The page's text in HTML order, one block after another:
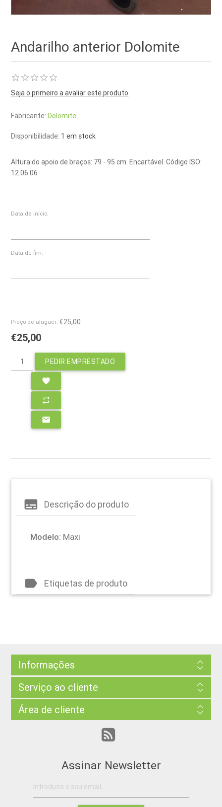
Andarilho anterior Dolomite
Seja o primeiro a avaliar este produto
Fabricante: Dolomite
Disponibilidade: 1 em stock
Altura do apoio de braços: 79 - 95 cm. Encartável. Código ISO:
12.06.06
Data de início:
Data de fim:
Preço de aluguer: €25,00
€25,00
PEDIR EMPRESTADO
favorite
repeat
email
subtitles Descrição do produto
Modelo: Maxi
label Etiquetas de produto
Informações
Serviço ao cliente
Área de cliente
Assinar Newsletter